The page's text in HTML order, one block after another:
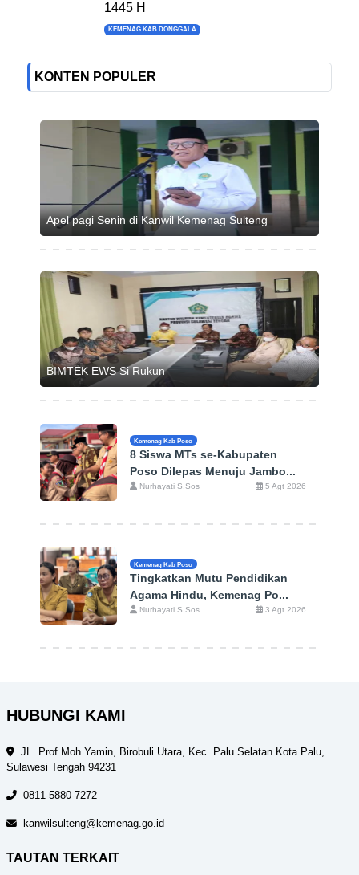
1445 H
KEMENAG KAB DONGGALA
KONTEN POPULER
Apel pagi Senin di Kanwil Kemenag Sulteng
BIMTEK EWS Si Rukun
Kemenag Kab Poso
8 Siswa MTs se-Kabupaten
Poso Dilepas Menuju Jambo...
Nurhayati S.Sos 5 Agt 2026
Kemenag Kab Poso
Tingkatkan Mutu Pendidikan
Agama Hindu, Kemenag Po...
Nurhayati S.Sos 3 Agt 2026
HUBUNGI KAMI
JL. Prof Moh Yamin, Birobuli Utara, Kec. Palu Selatan Kota Palu,
Sulawesi Tengah 94231
0811-5880-7272
kanwilsulteng@kemenag.go.id
TAUTAN TERKAIT